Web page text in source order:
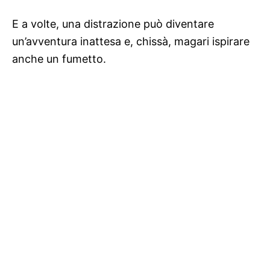
E a volte, una distrazione può diventare
un’avventura inattesa e, chissà, magari ispirare
anche un fumetto.